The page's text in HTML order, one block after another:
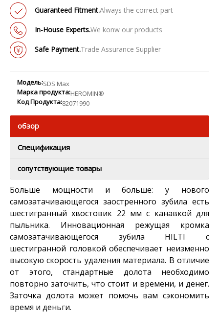
Guaranteed Fitment.Always the correct part
In-House Experts.We konw our products
Safe Payment.Trade Assurance Supplier
Модель:SDS Max
Марка продукта:HEROMIN®
Код Продукта:82071990
обзор
Спецификация
сопутствующие товары
Больше мощности и больше: у нового
самозатачивающегося заостренного зубила есть
шестигранный хвостовик 22 мм с канавкой для
пыльника. Инновационная режущая кромка
самозатачивающегося зубила HILTI с
шестигранной головкой обеспечивает неизменно
высокую скорость удаления материала. В отличие
от этого, стандартные долота необходимо
повторно заточить, что стоит и времени, и денег.
Заточка долота может помочь вам сэкономить
время и деньги.